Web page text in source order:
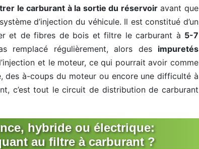
le carburant à la sortie du réservoiravant que
d’injection du véhicule. Il est constitué d’un
et de fibres de bois et filtre le carburant à 5-7
remplacé régulièrement, alors des impuretés
et le moteur, ce qui pourrait avoir comme
des à-coups du moteur ou encore une difficulté à
c’est tout le circuit de distribution de carburant
hybride ou électrique:
au filtre à carburant ?